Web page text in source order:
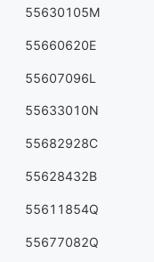
55630105M
55660620E
55607096L
55633010N
55682928C
55628432B
55611854Q
55677082Q